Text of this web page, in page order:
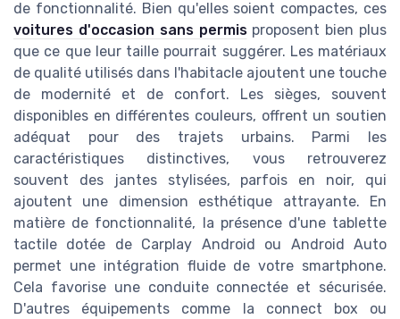
de fonctionnalité. Bien qu'elles soient compactes, ces
voitures d'occasion sans permisproposent bien plus
que ce que leur taille pourrait suggérer. Les matériaux
de qualité utilisés dans l'habitacle ajoutent une touche
de modernité et de confort. Les sièges, souvent
disponibles en différentes couleurs, offrent un soutien
adéquat pour des trajets urbains. Parmi les
caractéristiques distinctives, vous retrouverez
souvent des jantes stylisées, parfois en noir, qui
ajoutent une dimension esthétique attrayante. En
matière de fonctionnalité, la présence d'une tablette
tactile dotée de Carplay Android ou Android Auto
permet une intégration fluide de votre smartphone.
Cela favorise une conduite connectée et sécurisée.
D'autres équipements comme la connect box ou